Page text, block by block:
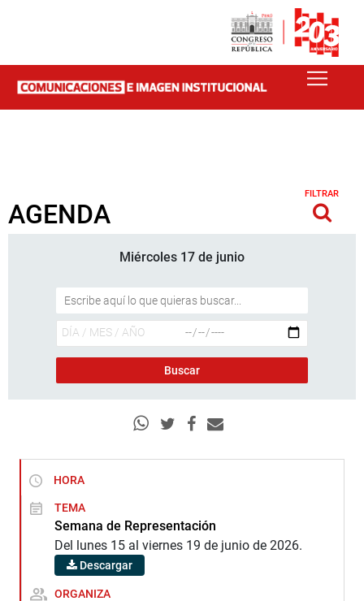
AGENDA
FILTRAR
Miércoles 17 de junio
HORA
TEMA
Semana de Representación
Del lunes 15 al viernes 19 de junio de 2026.
Descargar
ORGANIZA